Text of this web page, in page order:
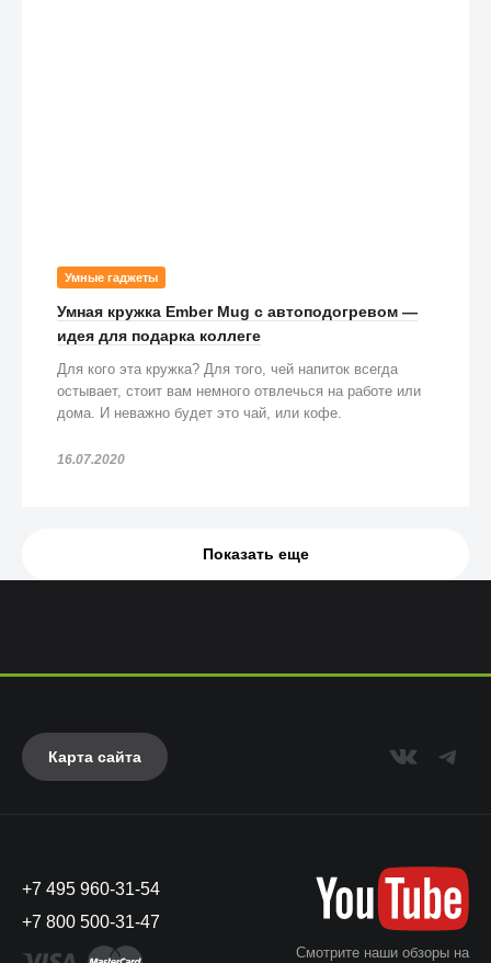
Умные гаджеты
Умная кружка Ember Mug с автоподогревом —
идея для подарка коллеге
Для кого эта кружка? Для того, чей напиток всегда
остывает, стоит вам немного отвлечься на работе или
дома. И неважно будет это чай, или кофе.
16.07.2020
Показать еще
Карта сайта
+7 495 960-31-54
+7 800 500-31-47
Смотрите наши обзоры на